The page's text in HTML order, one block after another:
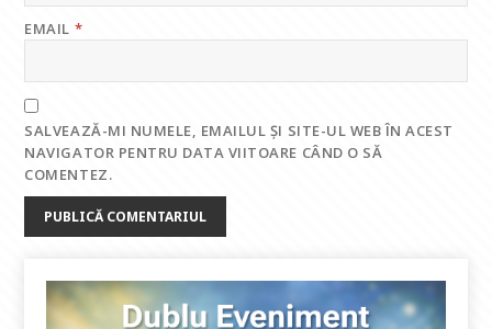
EMAIL *
SALVEAZĂ-MI NUMELE, EMAILUL ȘI SITE-UL WEB ÎN ACEST
NAVIGATOR PENTRU DATA VIITOARE CÂND O SĂ
COMENTEZ.